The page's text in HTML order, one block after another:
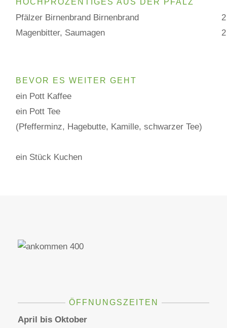
HOCHPROZENTIGES AUS DER PFALZ
Pfälzer Birnenbrand Birnenbrand
Magenbitter, Saumagen
BEVOR ES WEITER GEHT
ein Pott Kaffee
ein Pott Tee
(Pfefferminz, Hagebutte, Kamille, schwarzer Tee)
ein Stück Kuchen
ÖFFNUNGSZEITEN
April bis Oktober